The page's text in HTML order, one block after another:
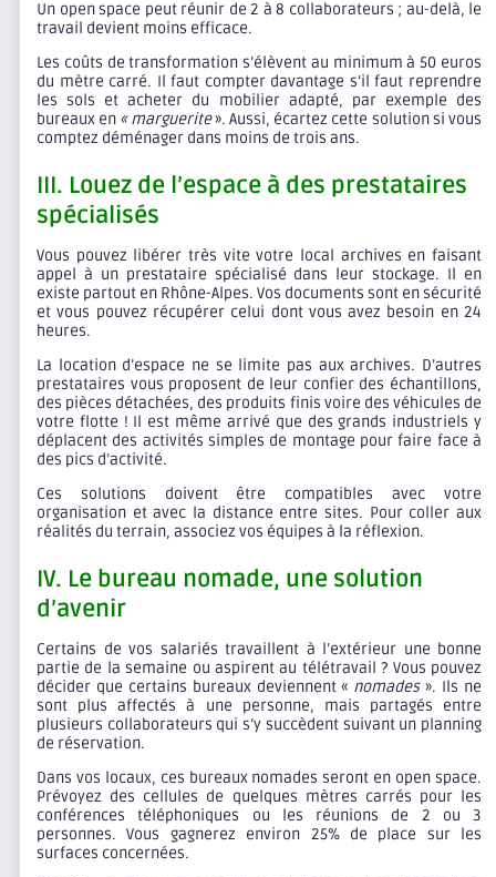
Un open space peut réunir de 2 à 8 collaborateurs ; au-delà, le
travail devient moins efficace.
Les coûts de transformation s’élèvent au minimum à 50 euros
du mètre carré. Il faut compter davantage s’il faut reprendre
les sols et acheter du mobilier adapté, par exemple des
bureaux en « marguerite». Aussi, écartez cette solution si vous
comptez déménager dans moins de trois ans.
III. Louez de l’espace à des prestataires
spécialisés
Vous pouvez libérer très vite votre local archives en faisant
appel à un prestataire spécialisé dans leur stockage. Il en
existe partout en Rhône-Alpes. Vos documents sont en sécurité
et vous pouvez récupérer celui dont vous avez besoin en 24
heures.
La location d’espace ne se limite pas aux archives. D’autres
prestataires vous proposent de leur confier des échantillons,
des pièces détachées, des produits finis voire des véhicules de
votre flotte ! Il est même arrivé que des grands industriels y
déplacent des activités simples de montage pour faire face à
des pics d’activité.
Ces solutions doivent être compatibles avec votre
organisation et avec la distance entre sites. Pour coller aux
réalités du terrain, associez vos équipes à la réflexion.
IV. Le bureau nomade, une solution
d’avenir
Certains de vos salariés travaillent à l’extérieur une bonne
partie de la semaine ou aspirent au télétravail ? Vous pouvez
décider que certains bureaux deviennent « nomades». Ils ne
sont plus affectés à une personne, mais partagés entre
plusieurs collaborateurs qui s’y succèdent suivant un planning
de réservation.
Dans vos locaux, ces bureaux nomades seront en open space.
Prévoyez des cellules de quelques mètres carrés pour les
conférences téléphoniques ou les réunions de 2 ou 3
personnes. Vous gagnerez environ 25% de place sur les
surfaces concernées.